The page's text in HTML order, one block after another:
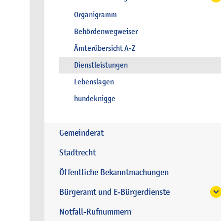
Organigramm
Behördenwegweiser
Ämterübersicht A-Z
Dienstleistungen
Lebenslagen
hundeknigge
Gemeinderat
Stadtrecht
Öffentliche Bekanntmachungen
Bürgeramt und E-Bürgerdienste
Notfall-Rufnummern